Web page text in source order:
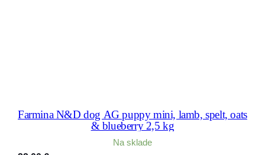
Farmina N&D dog AG puppy mini, lamb, spelt, oats
& blueberry 2,5 kg
Na sklade